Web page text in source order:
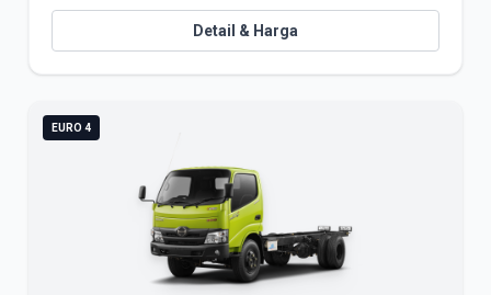
Detail & Harga
EURO 4